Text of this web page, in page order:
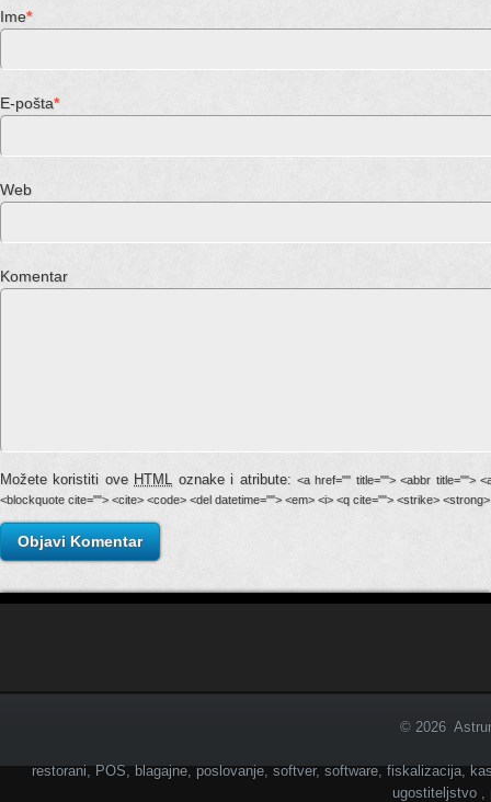
Ime*
E-pošta*
Web
Komentar
Možete koristiti ove HTML oznake i atribute:<a href="" title=""> <abbr title="">
<blockquote cite=""> <cite> <code> <del datetime=""> <em> <i> <q cite=""> <strike> <strong>
© 2026
restorani, POS, blagajne, poslovanje, softver, software, fiskalizacija,
ugostiteljstvo ,